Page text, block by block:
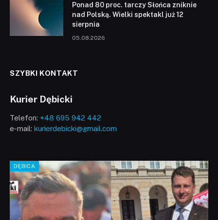
Ponad 80 proc. tarczy Słońca zniknie
nad Polską. Wielki spektakl już 12
sierpnia
05.08.2026
SZYBKI KONTAKT
Kurier Dębicki
Telefon: +48 695 942 442
e-mail: kurierdebicki@gmail.com
DĘBICA